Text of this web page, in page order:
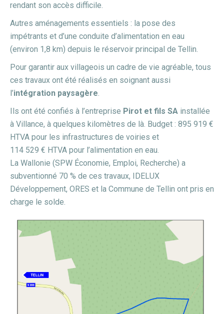
rendant son accès difficile.
Autres aménagements essentiels : la pose des
impétrants et d’une conduite d’alimentation en eau
(environ 1,8 km) depuis le réservoir principal de Tellin.
Pour garantir aux villageois un cadre de vie agréable, tous
ces travaux ont été réalisés en soignant aussi
l’intégration paysagère.
Ils ont été confiés à l’entreprise Pirot et fils SA installée
à Villance, à quelques kilomètres de là. Budget : 895 919 €
HTVA pour les infrastructures de voiries et
114 529 € HTVA pour l’alimentation en eau.
La Wallonie (SPW Économie, Emploi, Recherche) a
subventionné 70 % de ces travaux, IDELUX
Développement, ORES et la Commune de Tellin ont pris en
charge le solde.